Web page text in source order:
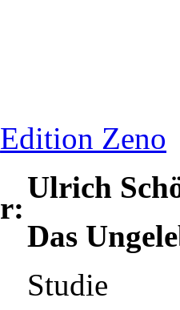
Edition Zeno
Ulrich
Das
Studie